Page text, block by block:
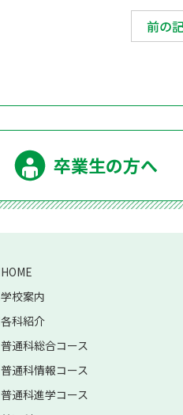
前の
卒業生の方へ
HOME
学校案内
各科紹介
普通科総合コース
普通科情報コース
普通科進学コース